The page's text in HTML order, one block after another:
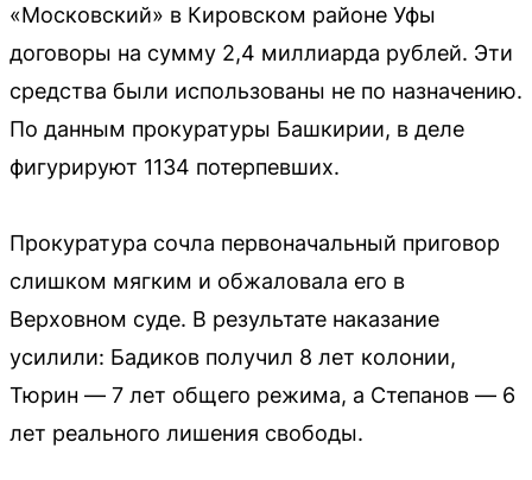
«Московский» в Кировском районе Уфы
договоры на сумму 2,4 миллиарда рублей. Эти
средства были использованы не по назначению.
По данным прокуратуры Башкирии, в деле
фигурируют 1134 потерпевших.
Прокуратура сочла первоначальный приговор
слишком мягким и обжаловала его в
Верховном суде. В результате наказание
усилили: Бадиков получил 8 лет колонии,
Тюрин — 7 лет общего режима, а Степанов — 6
лет реального лишения свободы.